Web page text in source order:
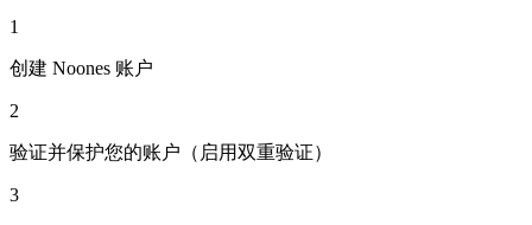
1
创建 Noones 账户
2
验证并保护您的账户（启用双重验证）
3